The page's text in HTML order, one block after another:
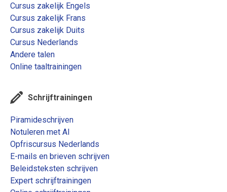
Cursus zakelijk Engels
Cursus zakelijk Frans
Cursus zakelijk Duits
Cursus Nederlands
Andere talen
Online taaltrainingen
Schrijftrainingen
Piramideschrijven
Notuleren met AI
Opfriscursus Nederlands
E-mails en brieven schrijven
Beleidsteksten schrijven
Expert schrijftrainingen